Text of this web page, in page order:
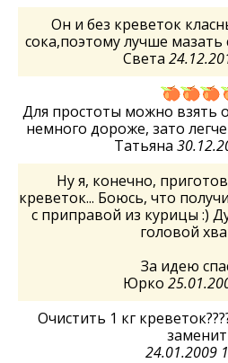
Он и без креветок
сока,поэтому лучше мазать
Света
Для простоты можно взять
немного дороже, зато
Татьяна
Ну я, конечно,
креветок... Боюсь, что
с приправой из курицы :)
головой
За идею
Юрко
Очистить 1 кг
24.01.2009